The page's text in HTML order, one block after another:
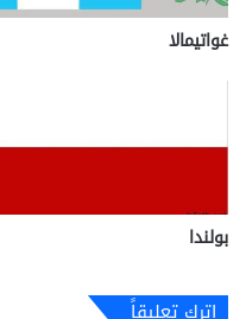
غواتيمالا
بولندا
اترك تعليقاً